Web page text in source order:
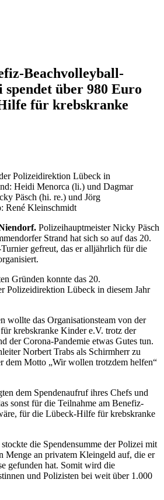
Beachvolleyball-
über 980 Euro
für krebskranke
Polizeidirektion Lübeck in
Heidi Menorca (li.) und Dagmar
Päsch (hi. re.) und Jörg
René Kleinschmidt
Polizeihauptmeister Nicky Päsch
Strand hat sich so auf das 20.
gefreut, das er alljährlich für die
Gründen konnte das 20.
Polizeidirektion Lübeck in diesem Jahr
wollte das Organisationsteam von der
krebskranke Kinder e.V. trotz der
der Corona-Pandemie etwas Gutes tun.
Norbert Trabs als Schirmherr zu
dem Motto „Wir wollen trotzdem helfen“
dem Spendenaufruf ihres Chefs und
sonst für die Teilnahme am Benefiz-
für die Lübeck-Hilfe für krebskranke
die Spendensumme der Polizei mit
Menge an privatem Kleingeld auf, die er
gefunden hat. Somit wird die
und Polizisten bei weit über 1.000